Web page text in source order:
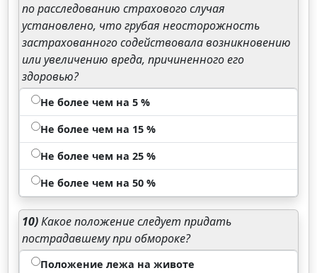
по расследованию страхового случая
установлено, что грубая неосторожность
застрахованного содействовала возникновению
или увеличению вреда, причиненного его
здоровью?
Не более чем на 5 %
Не более чем на 15 %
Не более чем на 25 %
Не более чем на 50 %
10)Какое положение следует придать
пострадавшему при обмороке?
Положение лежа на животе